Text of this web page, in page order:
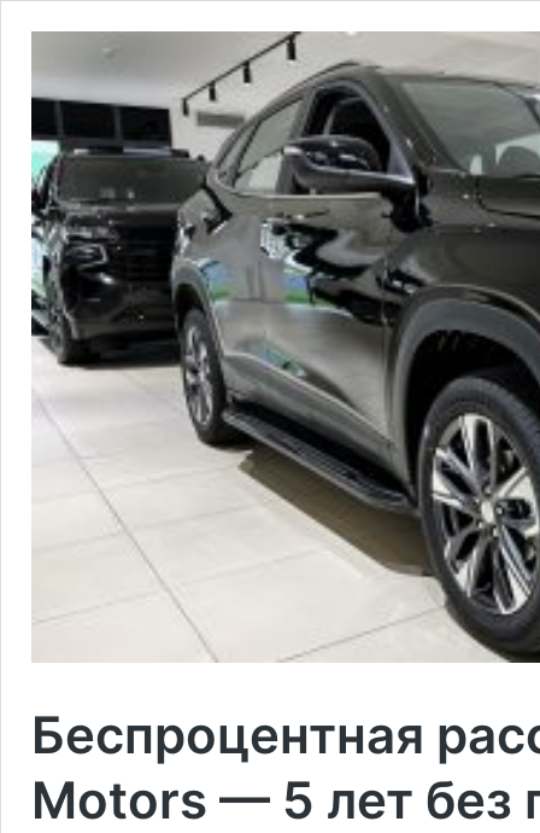
Беспроцентная
Motors — 5 лет без